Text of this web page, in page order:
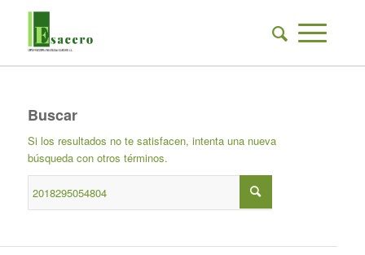
Buscar
Si los resultados no te satisfacen, intenta una nueva
búsqueda con otros términos.